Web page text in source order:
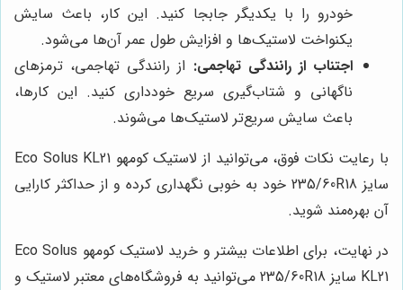
خودرو را با یکدیگر جابجا کنید. این کار، باعث سایش
یکنواخت لاستیک‌ها و افزایش طول عمر آن‌ها می‌شود.
اجتناب از رانندگی تهاجمی: از رانندگی تهاجمی، ترمزهای
ناگهانی و شتاب‌گیری سریع خودداری کنید. این کارها،
باعث سایش سریع‌تر لاستیک‌ها می‌شوند.
با رعایت نکات فوق، می‌توانید از لاستیک کومهو Eco Solus KL21
سایز 235/60R18 خود به خوبی نگهداری کرده و از حداکثر کارایی
آن بهره‌مند شوید.
در نهایت، برای اطلاعات بیشتر و خرید لاستیک کومهو Eco Solus
KL21 سایز 235/60R18 می‌توانید به فروشگاه‌های معتبر لاستیک و